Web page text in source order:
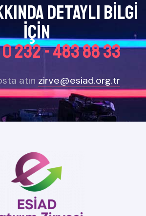
Detaylı bilgi
için
0 232 - 483 88 33
atın zirve@esiad.org.tr